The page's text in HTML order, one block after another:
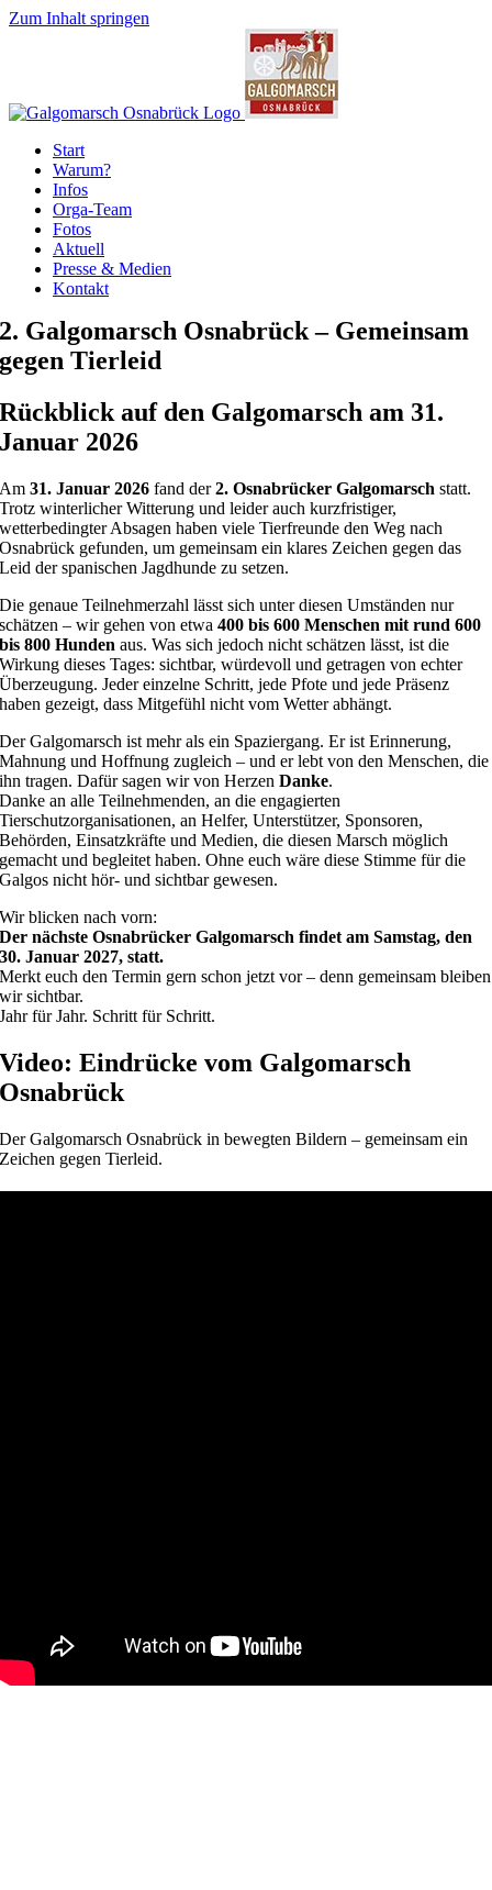
Zum Inhalt springen
Start
Warum?
Infos
Orga-Team
Fotos
Aktuell
Presse & Medien
Kontakt
2. Galgomarsch Osnabrück – Gemeinsam
gegen Tierleid
Rückblick auf den Galgomarsch am 31.
Januar 2026
Am31. Januar 2026 fand der2. Osnabrücker Galgomarsch statt.
Trotz winterlicher Witterung und leider auch kurzfristiger,
wetterbedingter Absagen haben viele Tierfreunde den Weg nach
Osnabrück gefunden, um gemeinsam ein klares Zeichen gegen das
Leid der spanischen Jagdhunde zu setzen.
Die genaue Teilnehmerzahl lässt sich unter diesen Umständen nur
schätzen – wir gehen von etwa400 bis 600 Menschen mit rund 600
bis 800 Hunden aus. Was sich jedoch nicht schätzen lässt, ist die
Wirkung dieses Tages: sichtbar, würdevoll und getragen von echter
Überzeugung. Jeder einzelne Schritt, jede Pfote und jede Präsenz
haben gezeigt, dass Mitgefühl nicht vom Wetter abhängt.
Der Galgomarsch ist mehr als ein Spaziergang. Er ist Erinnerung,
Mahnung und Hoffnung zugleich – und er lebt von den Menschen, die
ihn tragen. Dafür sagen wir von HerzenDanke.
Danke an alle Teilnehmenden, an die engagierten
Tierschutzorganisationen, an Helfer, Unterstützer, Sponsoren,
Behörden, Einsatzkräfte und Medien, die diesen Marsch möglich
gemacht und begleitet haben. Ohne euch wäre diese Stimme für die
Galgos nicht hör- und sichtbar gewesen.
Wir blicken nach vorn:
Der nächste Osnabrücker Galgomarsch findet am Samstag, den
30. Januar 2027, statt.
Merkt euch den Termin gern schon jetzt vor – denn gemeinsam bleiben
wir sichtbar.
Jahr für Jahr. Schritt für Schritt.
Video: Eindrücke vom Galgomarsch
Osnabrück
Der Galgomarsch Osnabrück in bewegten Bildern – gemeinsam ein
Zeichen gegen Tierleid.